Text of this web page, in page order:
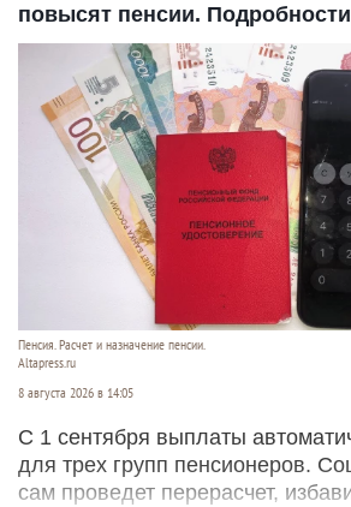
повысят пенсии. Подробности
Пенсия. Расчет и назначение пенсии.
Altapress.ru
8 августа 2026 в 14:05
С 1 сентября выплаты
для трех групп пенсионеров.
сам проведет перерасчет,